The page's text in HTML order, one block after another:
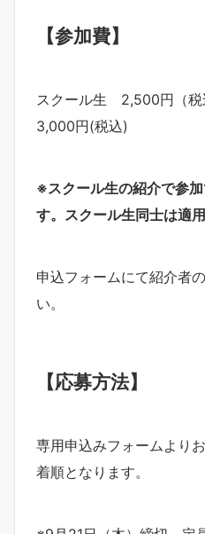
【参加費】
スクール生 2,500円（
3,000円(税込)
※スクール生の紹介で参
す。スクール生同士は適用
申込フォームにて紹介者
い。
【応募方法】
専用申込みフォームより
着順となります。